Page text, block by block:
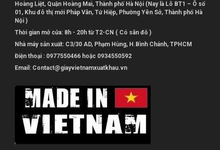
Hoàng Liệt, Quận Hoàng Mai, Thành phố Hà Nội (Nay là Lô BT1 – Ô số
01, Khu đô thị mới Pháp Vân, Tứ Hiệp, Phường Yên Sở, Thành phố Hà
Nội )
Thời gian mở cửa: 8h - 20h từ T2-CN ( Có sân đỗ )
Nhà máy sản xuất: C3/30 AD, Phạm Hùng, H.Bình Chánh, TPHCM
Điện thoại : 0977550466 hoặc 0934550592
Email: Contact@giayvietnamxuatkhau.vn